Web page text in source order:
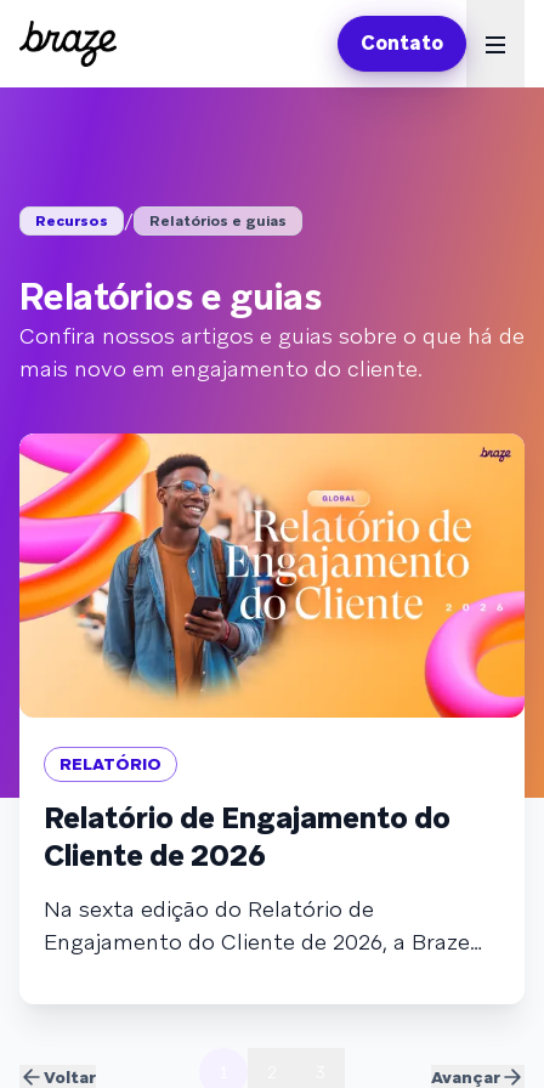
Contato
Recursos / Relatórios e guias
Relatórios e guias
Confira nossos artigos e guias sobre o que há de
mais novo em engajamento do cliente.
Voltar
RELATÓRIO
Relatório de Engajamento do
Cliente de 2026
Na sexta edição do Relatório de
Engajamento do Cliente de 2026, a Braze
marketing de todo o mundo e analisou
750 marcas. Das análises, extraímos
Avançar